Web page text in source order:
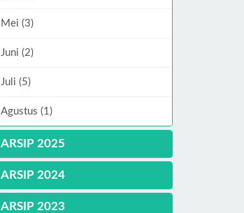
Mei (3)
Juni (2)
Juli (5)
Agustus (1)
ARSIP 2025
ARSIP 2024
ARSIP 2023